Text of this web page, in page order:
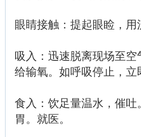
眼睛接触：提起眼睑，
吸入：迅速脱离现场至
给输氧。如呼吸停止，
食入：饮足量温水，催
胃。就医。